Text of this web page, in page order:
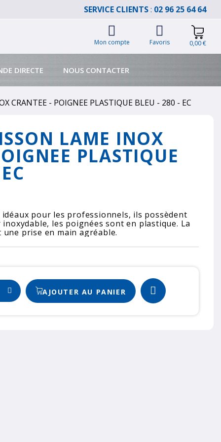
SERVICE CLIENTS: 02 96 25 64 64
Mon compte Favoris 0,00 €
DIRECTE NOUS CONTACTER
CRANTEE - POIGNEE PLASTIQUE BLEU - 280 - EC
LAME INOX
PLASTIQUE
pour les professionnels, ils possèdent
les poignées sont en plastique. La
prise en main agréable.
AJOUTER AU PANIER